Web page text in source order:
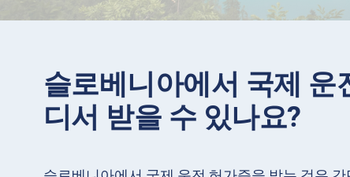
슬로베니아에서 국제 운
디서 받을 수 있나요?